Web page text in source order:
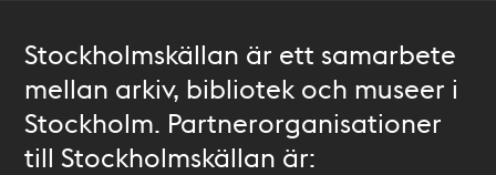
Stockholmskällan är ett samarbete
mellan arkiv, bibliotek och museer i
Stockholm. Partnerorganisationer
till Stockholmskällan är: